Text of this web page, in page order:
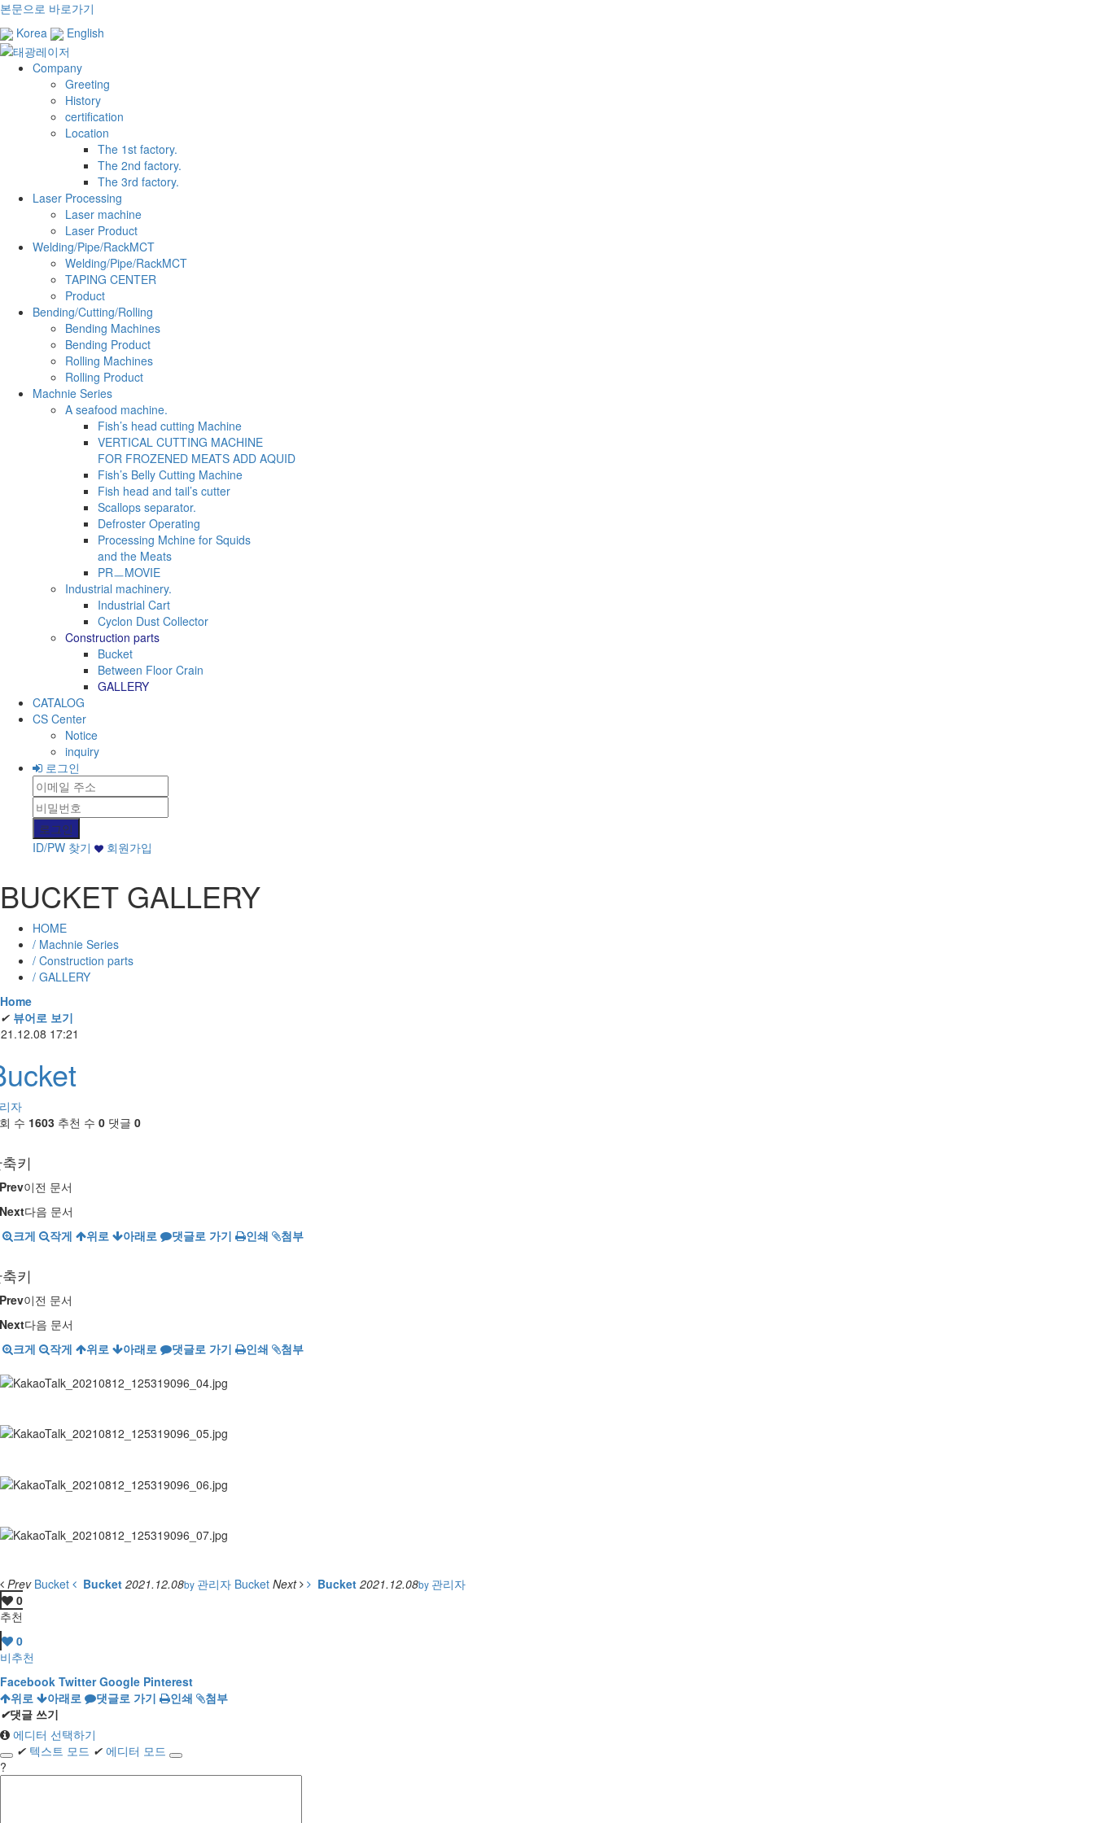
본문으로 바로가기
Korea
English
Company
Greeting
History
certification
Location
The 1st factory.
The 2nd factory.
The 3rd factory.
Laser Processing
Laser machine
Laser Product
Welding/Pipe/RackMCT
Welding/Pipe/RackMCT
TAPING CENTER
Product
Bending/Cutting/Rolling
Bending Machines
Bending Product
Rolling Machines
Rolling Product
Machnie Series
A seafood machine.
Fish’s head cutting Machine
VERTICAL CUTTING MACHINE
FOR FROZENED MEATS ADD AQUID
Fish’s Belly Cutting Machine
Fish head and tail’s cutter
Scallops separator.
Defroster Operating
Processing Mchine for Squids
and the Meats
PRㅡMOVIE
Industrial machinery.
Industrial Cart
Cyclon Dust Collector
Construction parts
Bucket
Between Floor Crain
GALLERY
CATALOG
CS Center
Notice
inquiry
로그인
ID/PW 찾기 회원가입
BUCKET GALLERY
HOME
/ Machnie Series
/ Construction parts
/ GALLERY
Home
✔ 뷰어로 보기
17:21
자
수 1603 추천 수 0 댓글 0
키
Prev이전 문서
Next다음 문서
크게
작게 위로 아래로 댓글로 가기 인쇄 첨부
키
Prev이전 문서
Next다음 문서
크게
작게 위로 아래로 댓글로 가기 인쇄 첨부
PrevBucket Bucket 2021.12.08by 관리자 Bucket Next Bucket 2021.12.08by 관리자
0
추천
0
비추천
Facebook Twitter Google Pinterest
위로
아래로 댓글로 가기 인쇄
첨부
✔댓글 쓰기
에디터 선택하기
✔ 텍스트 모드 ✔ 에디터 모드
?